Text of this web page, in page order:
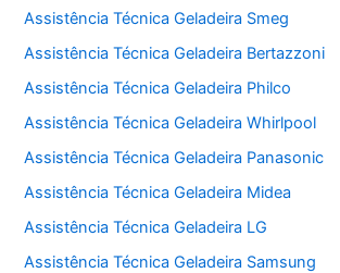
Assistência Técnica Geladeira Smeg
Assistência Técnica Geladeira Bertazzoni
Assistência Técnica Geladeira Philco
Assistência Técnica Geladeira Whirlpool
Assistência Técnica Geladeira Panasonic
Assistência Técnica Geladeira Midea
Assistência Técnica Geladeira LG
Assistência Técnica Geladeira Samsung